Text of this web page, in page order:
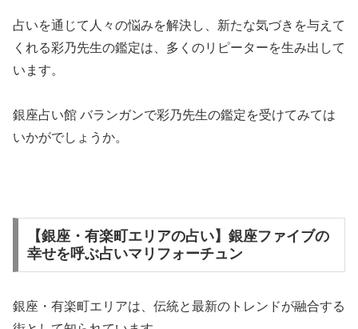
占いを通じて人々の悩みを解決し、新たな気づきを与えて
くれる彩乃先生の鑑定は、多くのリピーターを生み出して
います。
銀座占い館 バランガンで彩乃先生の鑑定を受けてみては
いかがでしょうか。
【銀座・有楽町エリアの占い】銀座ファイブの
幸せを呼ぶ占いマリフォーチュン
銀座・有楽町エリアは、伝統と最新のトレンドが融合する